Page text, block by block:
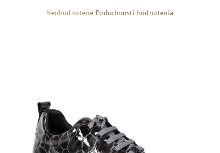
Priemerné
Neohodnotené Podrobnosti hodnotenia